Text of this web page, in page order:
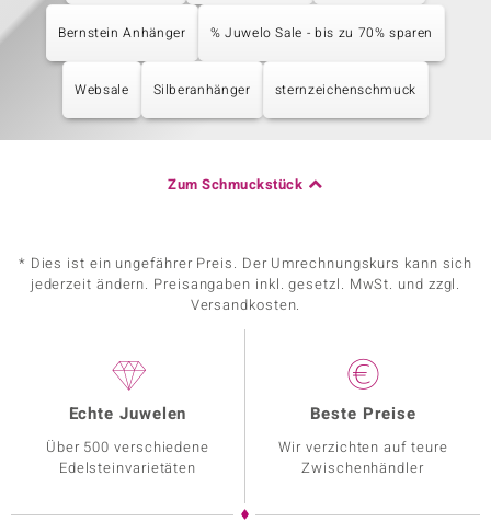
Bernstein Anhänger % Juwelo Sale - bis zu 70% sparen
Websale Silberanhänger sternzeichenschmuck
Zum Schmuckstück
* Dies ist ein ungefährer Preis. Der Umrechnungskurs kann sich
jederzeit ändern. Preisangaben inkl. gesetzl. MwSt. und zzgl.
Versandkosten.
Echte Juwelen
Über 500 verschiedene
Edelsteinvarietäten
Beste Preise
Wir verzichten auf teure
Zwischenhändler